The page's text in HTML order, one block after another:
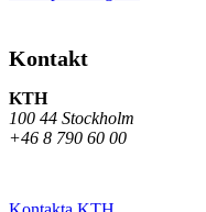
Kontakt
KTH
100 44 Stockholm
+46 8 790 60 00